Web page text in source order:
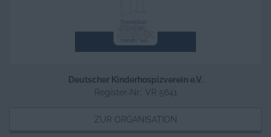
Deutscher Kinderhospizverein e.V.
Register-Nr.: VR 5641
ZUR ORGANISATION